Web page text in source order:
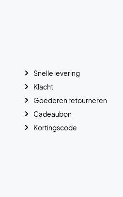
Snelle levering
Klacht
Goederen retourneren
Cadeaubon
Kortingscode